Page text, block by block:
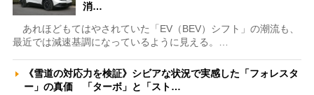
消…
あれほどもてはやされていた「EV（BEV）シフト」の潮流も、
最近では減速基調になっているように見える。…
《雪道の対応力を検証》シビアな状況で実感した「フォレスタ
ー」の真価 「ターボ」と「スト…